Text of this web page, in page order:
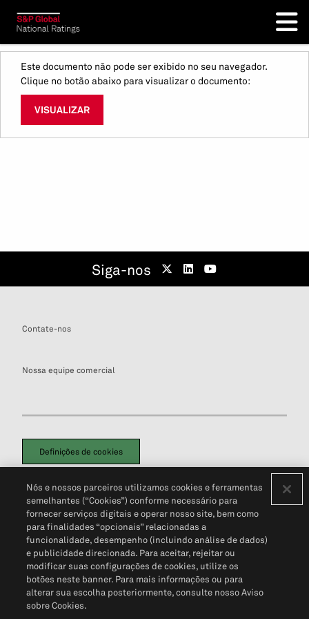
Este documento não pode ser exibido no seu navegador.
Clique no botão abaixo para visualizar o documento:
VISUALIZAR
Siga-nos
Contate-nos
Nossa equipe comercial
Definições de cookies
Política de PrivacidadePortal de privacidade do cliente (em inglês)
Não Venda Minhas Informações Pessoais© 2026 S&P Global
Nós e nossos parceiros utilizamos cookies e ferramentas
semelhantes (“Cookies”) conforme necessário para
fornecer serviços digitais e operar nosso site, bem como
para finalidades “opcionais” relacionadas a
funcionalidade, desempenho (incluindo análise de dados)
e publicidade direcionada. Para aceitar, rejeitar ou
modificar suas configurações de cookies, utilize os
botões neste banner. Para mais informações ou para
alterar sua escolha posteriormente, consulte nosso Aviso
sobre Cookies.